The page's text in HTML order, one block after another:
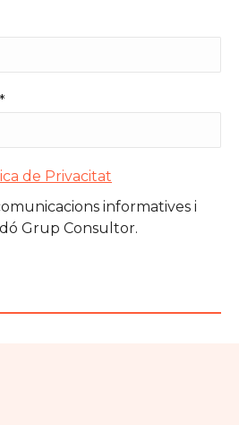
de Privacitat
informatives i
Grup Consultor.